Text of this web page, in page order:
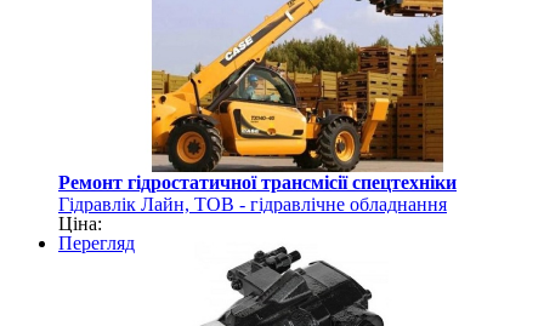
Ремонт гідростатичної трансмісії спецтехніки
Гідравлік Лайн, ТОВ - гідравлічне обладнання
Ціна:
Перегляд